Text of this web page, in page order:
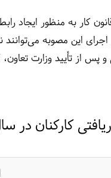
کار به منظور ایجاد
اجرای این مصوبه
از تأیید وزارت تعاون،
کارکنان در سال